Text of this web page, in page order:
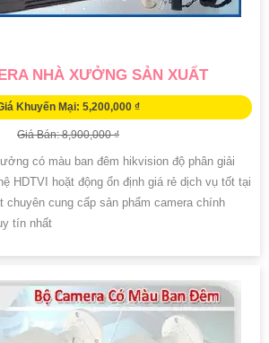
NHÀ XƯỞNG SẢN XUẤT
Khuyến Mại: 5,200,000 ₫
Giá Bán: 8,900,000 ₫
có màu ban đêm hikvision độ phân giải
HDTVI hoặt động ổn định giá rẻ dịch vụ tốt tại
chuyên cung cấp sản phẩm camera chính
tín nhất